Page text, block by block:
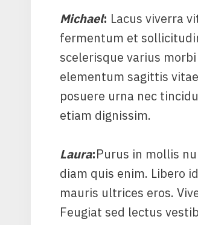
Michael: Lacus viverra
fermentum et
scelerisque varius
elementum sagittis
posuere urna nec
etiam dignissim.
Laura:Purus in mollis
diam quis enim. Libero
mauris ultrices eros.
Feugiat sed lectus